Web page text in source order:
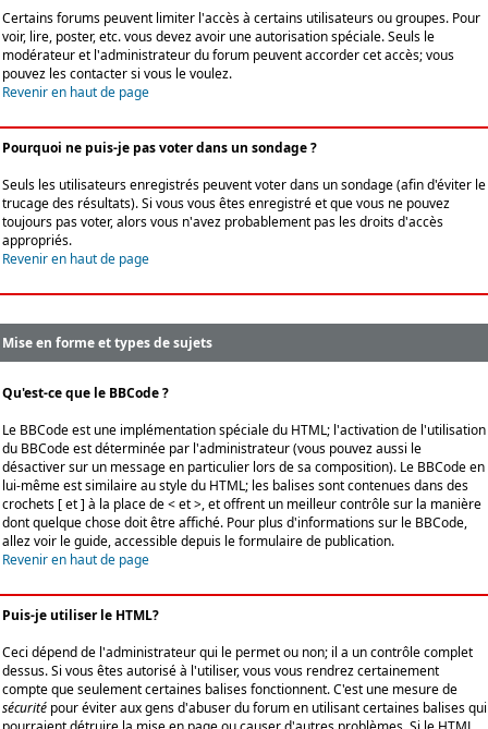
Certains forums peuvent limiter l'accès à certains utilisateurs ou groupes. Pour
voir, lire, poster, etc. vous devez avoir une autorisation spéciale. Seuls le
modérateur et l'administrateur du forum peuvent accorder cet accès; vous
pouvez les contacter si vous le voulez.
Revenir en haut de page
Pourquoi ne puis-je pas voter dans un sondage ?
Seuls les utilisateurs enregistrés peuvent voter dans un sondage (afin d'éviter le
trucage des résultats). Si vous vous êtes enregistré et que vous ne pouvez
toujours pas voter, alors vous n'avez probablement pas les droits d'accès
appropriés.
Revenir en haut de page
Mise en forme et types de sujets
Qu'est-ce que le BBCode ?
Le BBCode est une implémentation spéciale du HTML; l'activation de l'utilisation
du BBCode est déterminée par l'administrateur (vous pouvez aussi le
désactiver sur un message en particulier lors de sa composition). Le BBCode en
lui-même est similaire au style du HTML; les balises sont contenues dans des
crochets [ et ] à la place de < et >, et offrent un meilleur contrôle sur la manière
dont quelque chose doit être affiché. Pour plus d'informations sur le BBCode,
allez voir le guide, accessible depuis le formulaire de publication.
Revenir en haut de page
Puis-je utiliser le HTML?
Ceci dépend de l'administrateur qui le permet ou non; il a un contrôle complet
dessus. Si vous êtes autorisé à l'utiliser, vous vous rendrez certainement
compte que seulement certaines balises fonctionnent. C'est une mesure de
sécurité pour éviter aux gens d'abuser du forum en utilisant certaines balises qui